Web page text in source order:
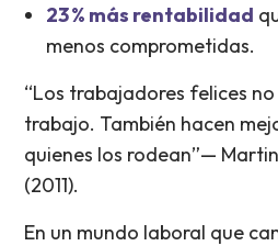
23 % más rentabilidad
menos comprometidas.
“Los trabajadores felices
trabajo. También hacen
quienes los rodean”—
(2011).
En un mundo laboral que